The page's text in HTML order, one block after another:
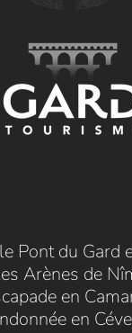
Pont du Gard
Arènes de
en
en